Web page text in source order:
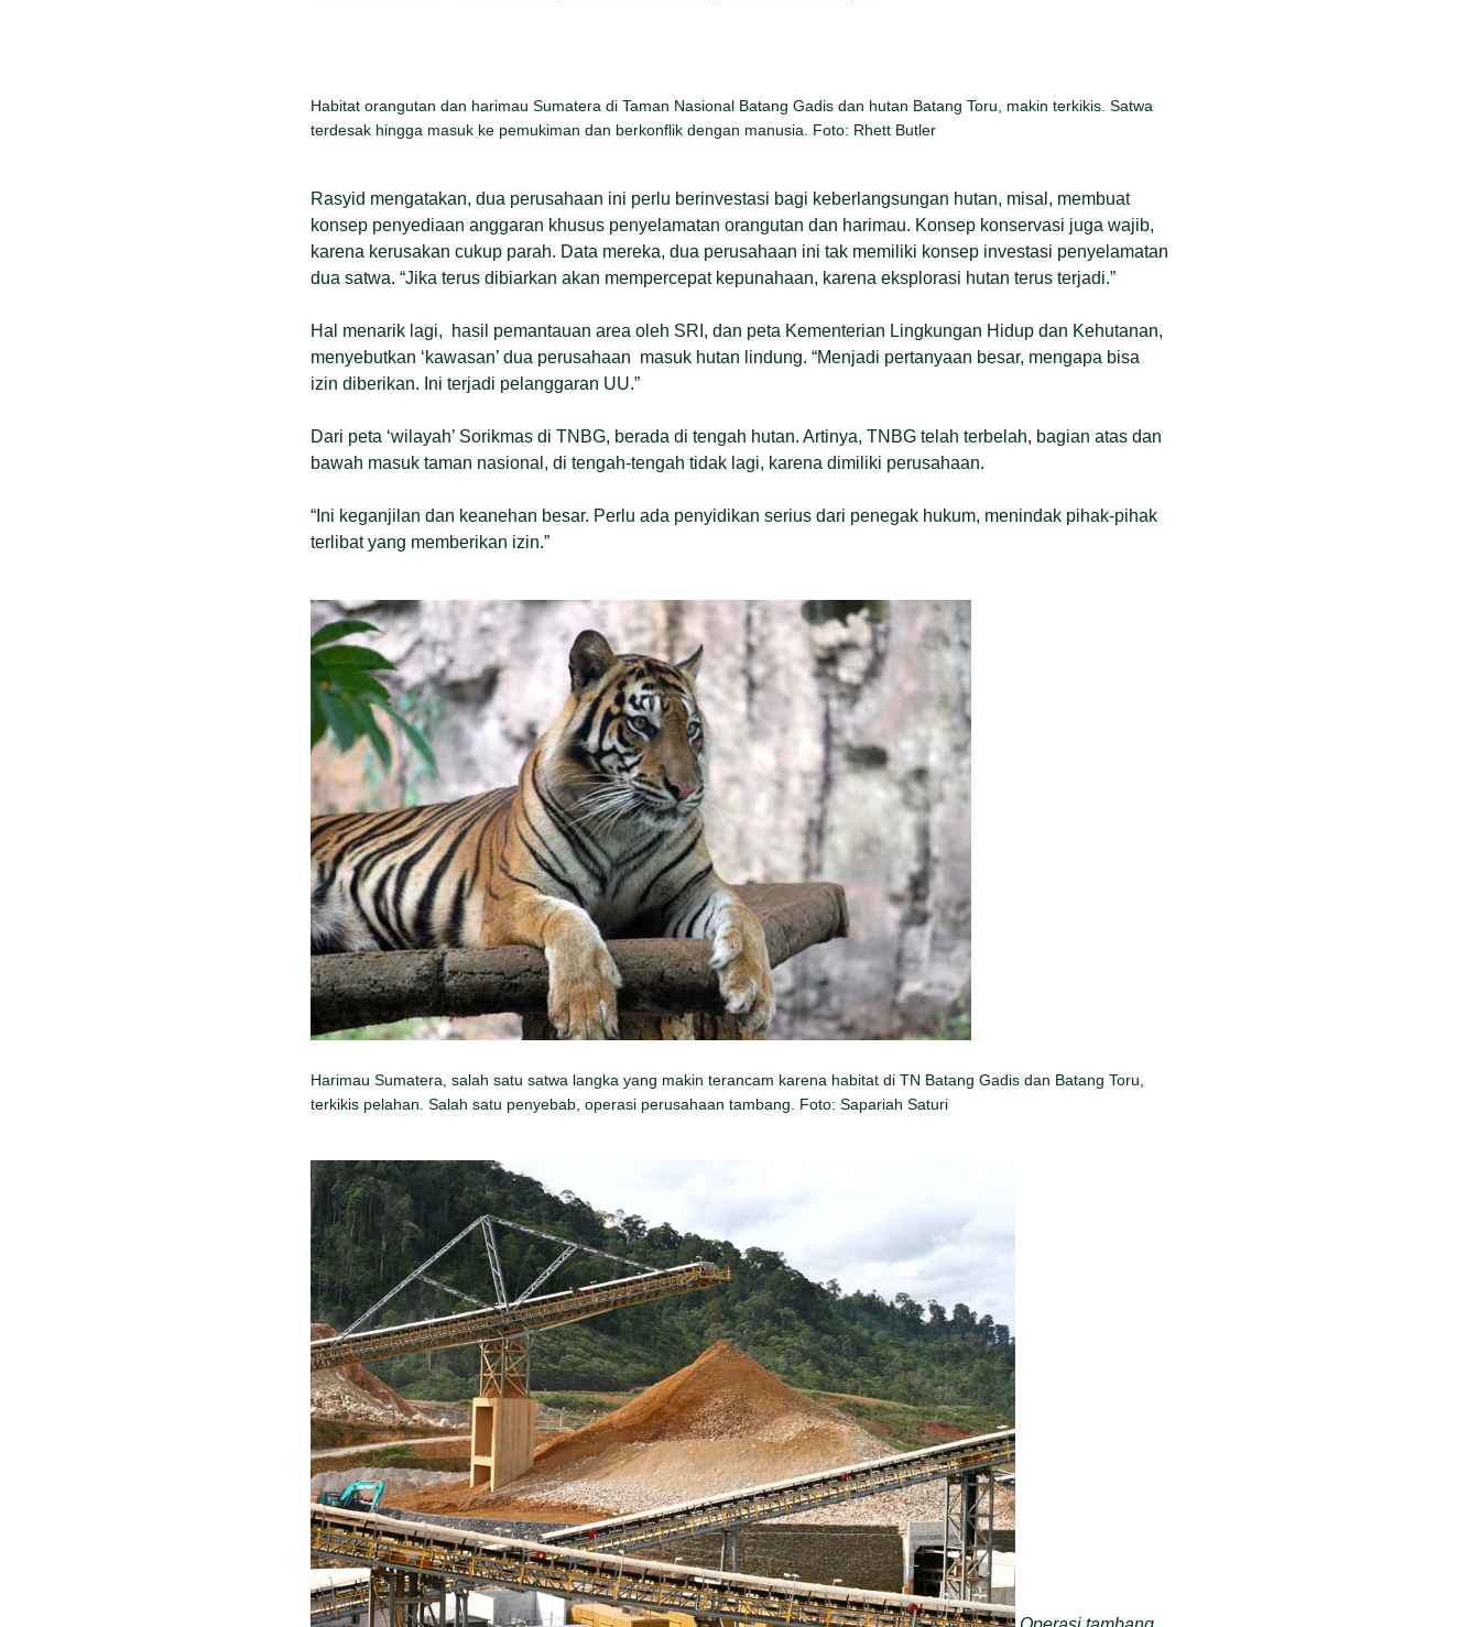
Habitat orangutan dan harimau Sumatera di Taman Nasional Batang Gadis dan hutan Batang Toru, makin terkikis. Satwa
terdesak hingga masuk ke pemukiman dan berkonflik dengan manusia. Foto: Rhett Butler
Rasyid mengatakan, dua perusahaan ini perlu berinvestasi bagi keberlangsungan hutan, misal, membuat
konsep penyediaan anggaran khusus penyelamatan orangutan dan harimau. Konsep konservasi juga wajib,
karena kerusakan cukup parah. Data mereka, dua perusahaan ini tak memiliki konsep investasi penyelamatan
dua satwa. “Jika terus dibiarkan akan mempercepat kepunahaan, karena eksplorasi hutan terus terjadi.”
Hal menarik lagi, hasil pemantauan area oleh SRI, dan peta Kementerian Lingkungan Hidup dan Kehutanan,
menyebutkan ‘kawasan’ dua perusahaan masuk hutan lindung. “Menjadi pertanyaan besar, mengapa bisa
izin diberikan. Ini terjadi pelanggaran UU.”
Dari peta ‘wilayah’ Sorikmas di TNBG, berada di tengah hutan. Artinya, TNBG telah terbelah, bagian atas dan
bawah masuk taman nasional, di tengah-tengah tidak lagi, karena dimiliki perusahaan.
“Ini keganjilan dan keanehan besar. Perlu ada penyidikan serius dari penegak hukum, menindak pihak-pihak
terlibat yang memberikan izin.”
Harimau Sumatera, salah satu satwa langka yang makin terancam karena habitat di TN Batang Gadis dan Batang Toru,
terkikis pelahan. Salah satu penyebab, operasi perusahaan tambang. Foto: Sapariah Saturi